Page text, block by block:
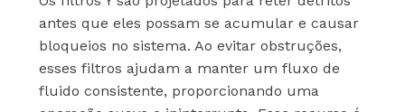
antes que eles possam se acumular e causar
bloqueios no sistema. Ao evitar obstruções,
esses filtros ajudam a manter um fluxo de
fluido consistente, proporcionando uma